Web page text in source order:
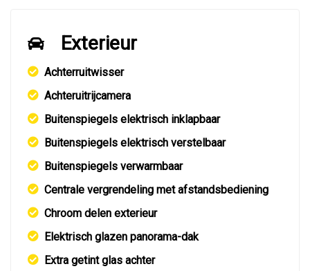
Exterieur
Achterruitwisser
Achteruitrijcamera
Buitenspiegels elektrisch inklapbaar
Buitenspiegels elektrisch verstelbaar
Buitenspiegels verwarmbaar
Centrale vergrendeling met afstandsbediening
Chroom delen exterieur
Elektrisch glazen panorama-dak
Extra getint glas achter